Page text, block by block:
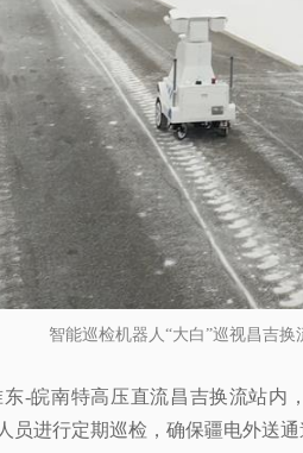
智能巡检机器人“大白”巡视昌吉换
东-皖南特高压直流昌吉换流站内
员进行定期巡检，确保疆电外送通